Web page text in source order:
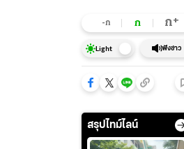
-ก ก ก+
Light ฟังข่าว
สรุปไทม์ไลน์